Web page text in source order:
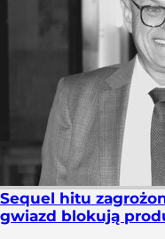
Sequel hitu
gwiazd blokują